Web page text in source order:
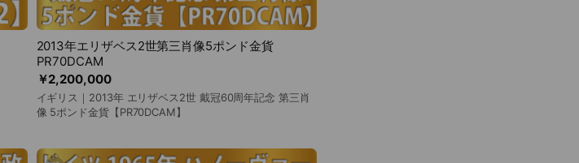
￥2,200,000
2013年エリザベス2世第三肖像5ポンド金貨
PR70DCAM
イギリス｜2013年 エリザベス2世 戴冠60周年記念 第三肖
像 5ポンド金貨【PR70DCAM】